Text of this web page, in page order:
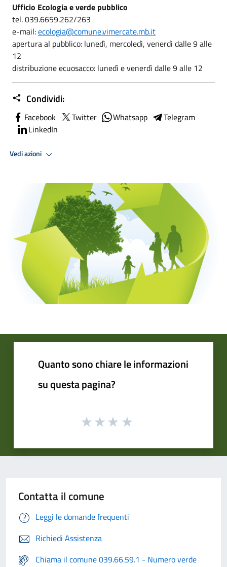
Ufficio Ecologia e verde pubblico
tel. 039.6659.262/263
e-mail:ecologia@comune.vimercate.mb.it
apertura al pubblico: lunedì, mercoledì, venerdì dalle 9 alle
12
distribuzione ecuosacco: lunedì e venerdì dalle 9 alle 12
Condividi:
Facebook Twitter Whatsapp
Telegram
LinkedIn
Vedi azioni
Quanto sono chiare le informazioni
su questa pagina?
Contatta il comune
Leggi le domande frequenti
Richiedi Assistenza
Chiama il comune 039.66.59.1 - Numero verde